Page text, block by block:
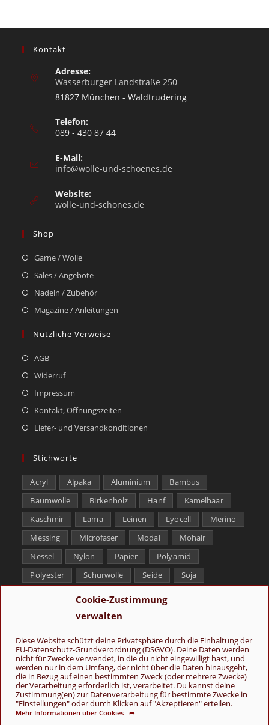
Cookie-Zustimmung
verwalten
Diese Website schützt deine Privatsphäre durch die Einhaltung der
EU-Datenschutz-Grundverordnung (DSGVO). Deine Daten werden
nicht für Zwecke verwendet, in die du nicht eingewilligt hast, und
werden nur in dem Umfang, der nicht über die Daten hinausgeht,
die in Bezug auf einen bestimmten Zweck (oder mehrere Zwecke)
der Verarbeitung erforderlich ist, verarbeitet. Du kannst deine
Zustimmung(en) zur Datenverarbeitung für bestimmte Zwecke in
"Einstellungen" oder durch Klicken auf "Akzeptieren" erteilen.
Mehr Informationen über Cookies ➦
Kontakt
Adresse:
Wasserburger Landstraße 250
81827 München - Waldtrudering
Telefon:
089 - 430 87 44
E-Mail:
info@wolle-und-schoenes.de
Website:
wolle-und-schönes.de
Shop
Garne / Wolle
Sales / Angebote
Nadeln / Zubehör
Magazine / Anleitungen
Nützliche Verweise
AGB
Widerruf
Impressum
Kontakt, Öffnungszeiten
Liefer- und Versandkonditionen
Stichworte
Acryl Alpaka Aluminium
Bambus
Baumwolle
Birkenholz Hanf
Kamelhaar
Kaschmir
Lama Leinen Lyocell
Merino
Messing
Microfaser Modal
Mohair
Nessel
Nylon Papier
Polyamid
Polyester
Schurwolle Seide
Soja
Tencel
Yak
Folge uns